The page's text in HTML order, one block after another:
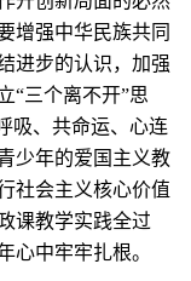
增强中华民族共同
进步的认识，加强
“三个离不开”思
吸、共命运、心连
少年的爱国主义教
社会主义核心价值
课教学实践全过
心中牢牢扎根。